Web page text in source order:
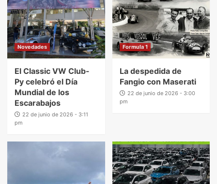
Novedades
El Classic VW Club-
Py celebró el Día
Mundial de los
Escarabajos
22 de junio de 2026 - 3:11
pm
Formula 1
La despedida de
Fangio con Maserati
22 de junio de 2026 - 3:00
pm